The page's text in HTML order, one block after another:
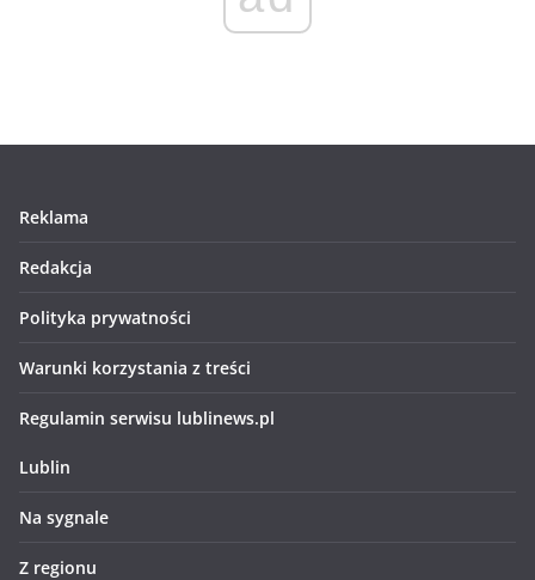
Reklama
Redakcja
Polityka prywatności
Warunki korzystania z treści
Regulamin serwisu lublinews.pl
Lublin
Na sygnale
Z regionu